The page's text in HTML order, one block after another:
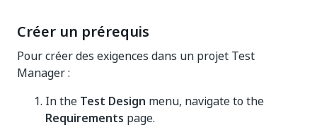
Créer un prérequis
Pour créer des exigences dans un projet Test
Manager :
In the Test Design menu, navigate to the
Requirements page.